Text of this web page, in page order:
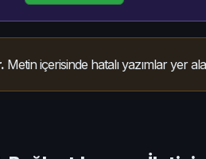
Metin içerisinde hatalı yazımlar yer